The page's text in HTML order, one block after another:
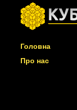
Головна
Про нас